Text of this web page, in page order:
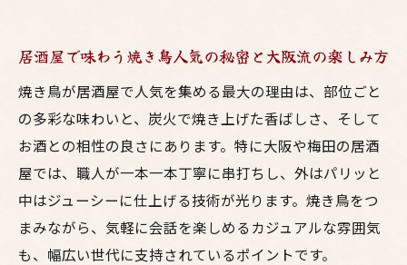
焼鳥とお酒が織りなす鳥料理の奥深さを堪
能しよう
お酒と相性抜群な焼き鳥メニューの選び方
ガイド
居酒屋で味わう焼き鳥人気の秘密と大阪流の楽しみ方
焼き鳥が居酒屋で人気を集める最大の理由は、部位ごと
の多彩な味わいと、炭火で焼き上げた香ばしさ、そして
お酒との相性の良さにあります。特に大阪や梅田の居酒
屋では、職人が一本一本丁寧に串打ちし、外はパリッと
中はジューシーに仕上げる技術が光ります。焼き鳥をつ
まみながら、気軽に会話を楽しめるカジュアルな雰囲気
も、幅広い世代に支持されているポイントです。